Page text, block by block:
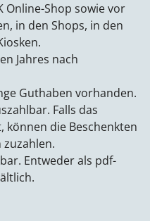
Online-Shop sowie vor
in den Shops, in den
Jahres nach
Guthaben vorhanden.
Falls das
können die Beschenkten
zuzahlen.
Entweder als pdf-